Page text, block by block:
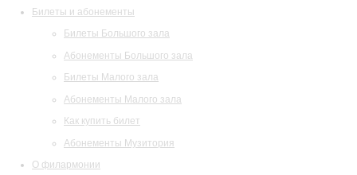
Билеты и абонементы
Билеты Большого зала
Абонементы Большого зала
Билеты Малого зала
Абонементы Малого зала
Как купить билет
Абонементы Музитория
О филармонии